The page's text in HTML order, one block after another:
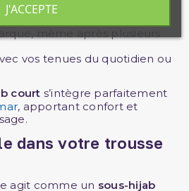
formes de visage.
léger ou structuré
vos tenues du quotidien ou
court s’intègre parfaitement
, apportant confort et
dans votre trousse
agit comme un sous-hijab
J'ACCEPTE